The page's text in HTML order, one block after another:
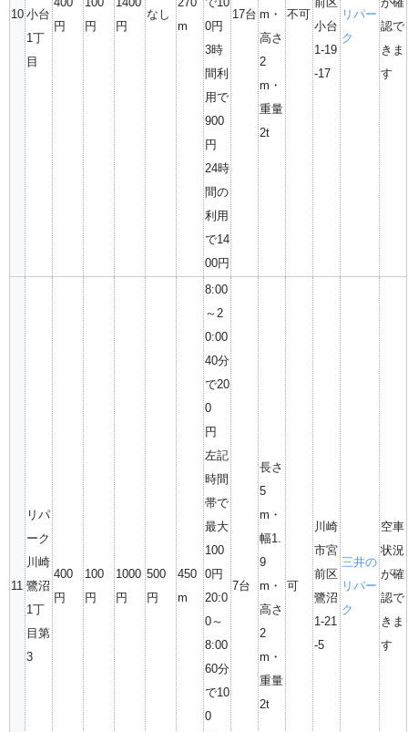
10 小台
1丁
目
円
円
円
なし
m
0円
3時
間利
用で
900
円
24時
間の
利用
で14
00円
17台 m・
高さ
2
m・
重量
2t
不可
小台
1-19
-17
リパー
ク
認で
きま
す
11
リパ
ーク
川崎
鷺沼
1丁
目第
3
400
円
100
円
1000
円
500
円
450
m
8:00
～2
0:00
40分
で20
0
円
左記
時間
帯で
最大
100
0円
20:0
0～
8:00
60分
で10
0
7台
長さ
5
m・
幅1.
9
m・
高さ
2
m・
重量
2t
可
川崎
市宮
前区
鷺沼
1-21
-5
三井の
リパー
ク
空車
状況
が確
認で
きま
す